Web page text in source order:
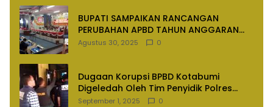
BUPATI SAMPAIKAN RANCANGAN
PERUBAHAN APBD TAHUN ANGGARAN
2025
Agustus 30, 2025 0
Dugaan Korupsi BPBD Kotabumi
Digeledah Oleh Tim Penyidik Polres
Lampung Utara
September 1, 2025 0